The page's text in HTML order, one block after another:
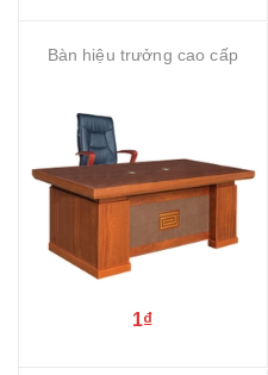
Bàn hiệu trưởng cao cấp
1₫